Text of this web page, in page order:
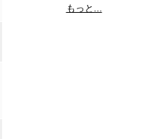
もっと...